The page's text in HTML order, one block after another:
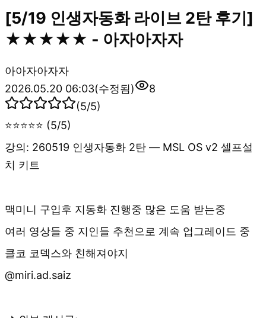
[5/19 인생자동화 라이브 2탄 후기]
★★★★★ - 아자아자자
아아자아자자
2026.05.20 06:03(수정됨)
8
(5/5)
⭐⭐⭐⭐⭐ (5/5)
강의: 260519 인생자동화 2탄 — MSL OS v2 셀프설
치 키트
맥미니 구입후 지동화 진행중 많은 도움 받는중
여러 영상들 중 지인들 추천으로 계속 업그레이드 중
클코 코덱스와 친해져야지
@miri.ad.saiz